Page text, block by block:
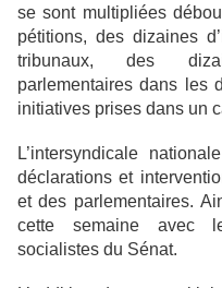
se sont multipliées
pétitions, des dizaines
tribunaux, des
parlementaires dans les
initiatives prises dans un
L’intersyndicale
déclarations et
et des parlementaires.
cette semaine avec
socialistes du Sénat.